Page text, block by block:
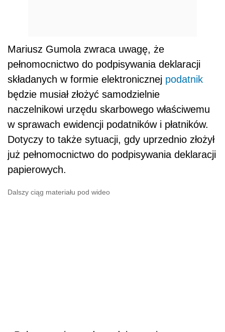
Mariusz Gumola zwraca uwagę, że
pełnomocnictwo do podpisywania deklaracji
składanych w formie elektronicznej podatnik
będzie musiał złożyć samodzielnie
naczelnikowi urzędu skarbowego właściwemu
w sprawach ewidencji podatników i płatników.
Dotyczy to także sytuacji, gdy uprzednio złożył
już pełnomocnictwo do podpisywania deklaracji
papierowych.
Dalszy ciąg materiału pod wideo